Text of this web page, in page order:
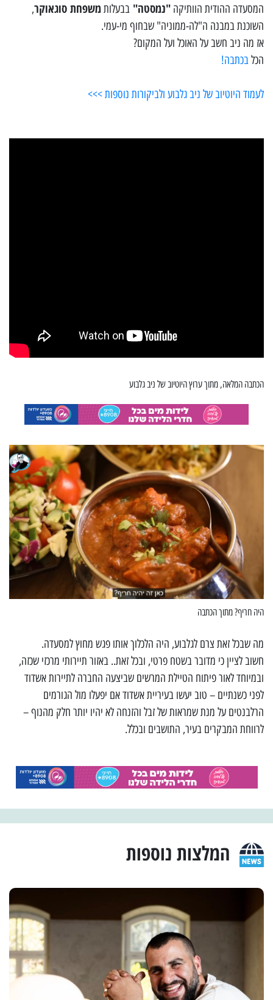
המסעדה ההודית הוותיקה "נמסטה" בבעלות משפחת סוגאוקר,
השוכנת במבנה ה"לה-ממוניה" שבחוף מי-עמי.
אז מה ניב חשב על האוכל ועל המקום?
הכלבכתבה!
לעמוד היוטיוב של ניב גלבוע ולביקורות נוספות >>>
הכתבה המלאה, מתוך ערוץ היוטיוב של ניב גלבוע
היה חריף? מתוך הכתבה
מה שבכל זאת צרם לגלבוע, היה הלכלוך אותו פגש מחוץ למסעדה.
חשוב לציין כי מדובר בשטח פרטי, ובכל זאת.. באזור תיירותי מרכזי שכזה,
ובמיוחד לאור פיתוח הטיילת המרשים שביצעה החברה לתיירות אשדוד
לפני כשנתיים – טוב יעשו בעיריית אשדוד אם יפעלו מול הגורמים
הרלבנטים על מנת שמראות של זבל והזנחה לא יהיו יותר חלק מהנוף –
לרווחת המבקרים בעיר, התושבים ובכלל.
המלצות נוספות